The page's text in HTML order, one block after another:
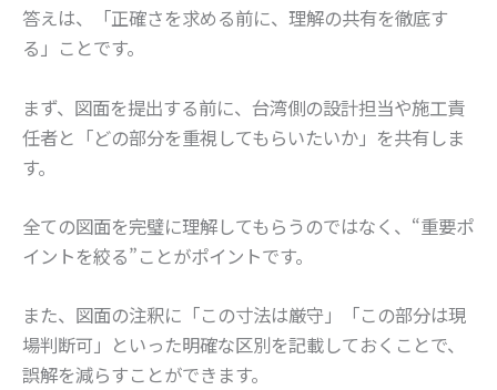
答えは、「正確さを求める前に、理解の共有を徹底す
る」ことです。
まず、図面を提出する前に、台湾側の設計担当や施工責
任者と「どの部分を重視してもらいたいか」を共有しま
す。
全ての図面を完璧に理解してもらうのではなく、“重要ポ
イントを絞る”ことがポイントです。
また、図面の注釈に「この寸法は厳守」「この部分は現
場判断可」といった明確な区別を記載しておくことで、
誤解を減らすことができます。